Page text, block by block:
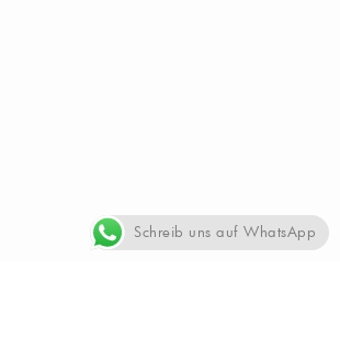
Schreib uns auf WhatsApp